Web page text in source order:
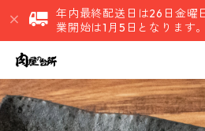
年内最終配送日は26日金
業開始は1月5日となります。